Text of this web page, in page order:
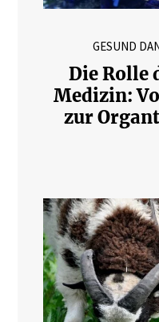
GESUND
Die Rolle
Medizin:
zur